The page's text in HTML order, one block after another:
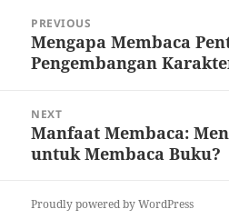
navigation
PREVIOUS
Previous
post:
Mengapa Membaca
Pengembangan
NEXT
Next
post:
Manfaat Membaca:
untuk Membaca Buku?
Proudly powered by WordPress